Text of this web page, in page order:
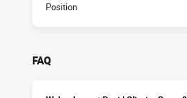
Position
FAQ